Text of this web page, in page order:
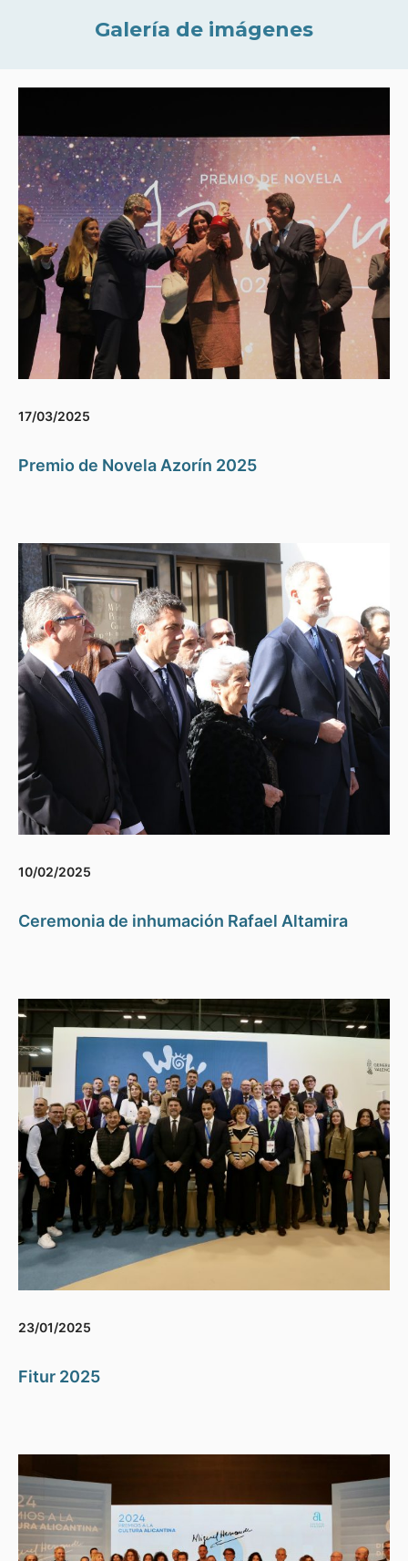
Galería de imágenes
17/03/2025
Premio de Novela Azorín 2025
10/02/2025
Ceremonia de inhumación Rafael Altamira
23/01/2025
Fitur 2025